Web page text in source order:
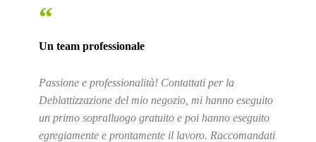
“
Un team professionale
Passione e professionalità! Contattati per la
Deblattizzazione del mio negozio, mi hanno eseguito
un primo sopralluogo gratuito e poi hanno eseguito
egregiamente e prontamente il lavoro. Raccomandati